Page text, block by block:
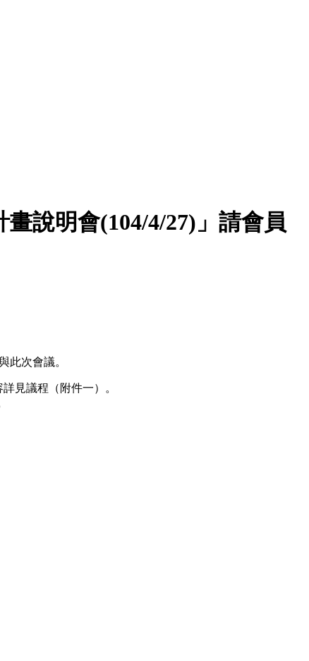
說明會(104/4/27)」請會員
此次會議。
見議程（附件一）。